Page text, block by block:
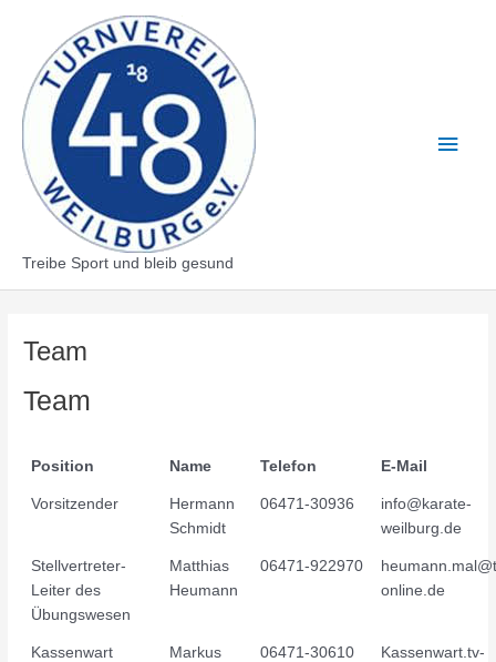
springen
Treibe Sport und bleib gesund
Team
Team
Position Name Telefon E-Mail
Vorsitzender
Hermann
Schmidt
06471-30936
info@karate-
weilburg.de
Stellvertreter-
Leiter des
Übungswesen
Matthias
Heumann
06471-922970
online.de
Kassenwart
Markus
06471-30610
Kassenwart.tv-